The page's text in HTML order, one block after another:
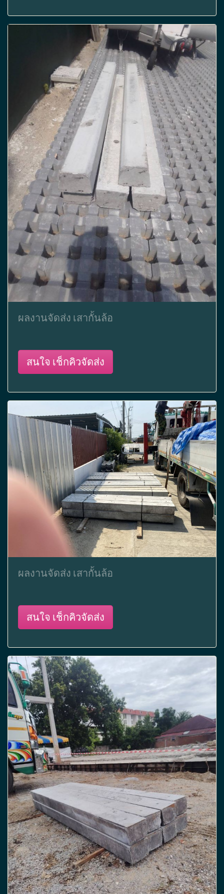
ผลงานจัดส่ง เสากั้นล้อ
สนใจ เช็กคิวจัดส่ง
ผลงานจัดส่ง เสากั้นล้อ
สนใจ เช็กคิวจัดส่ง